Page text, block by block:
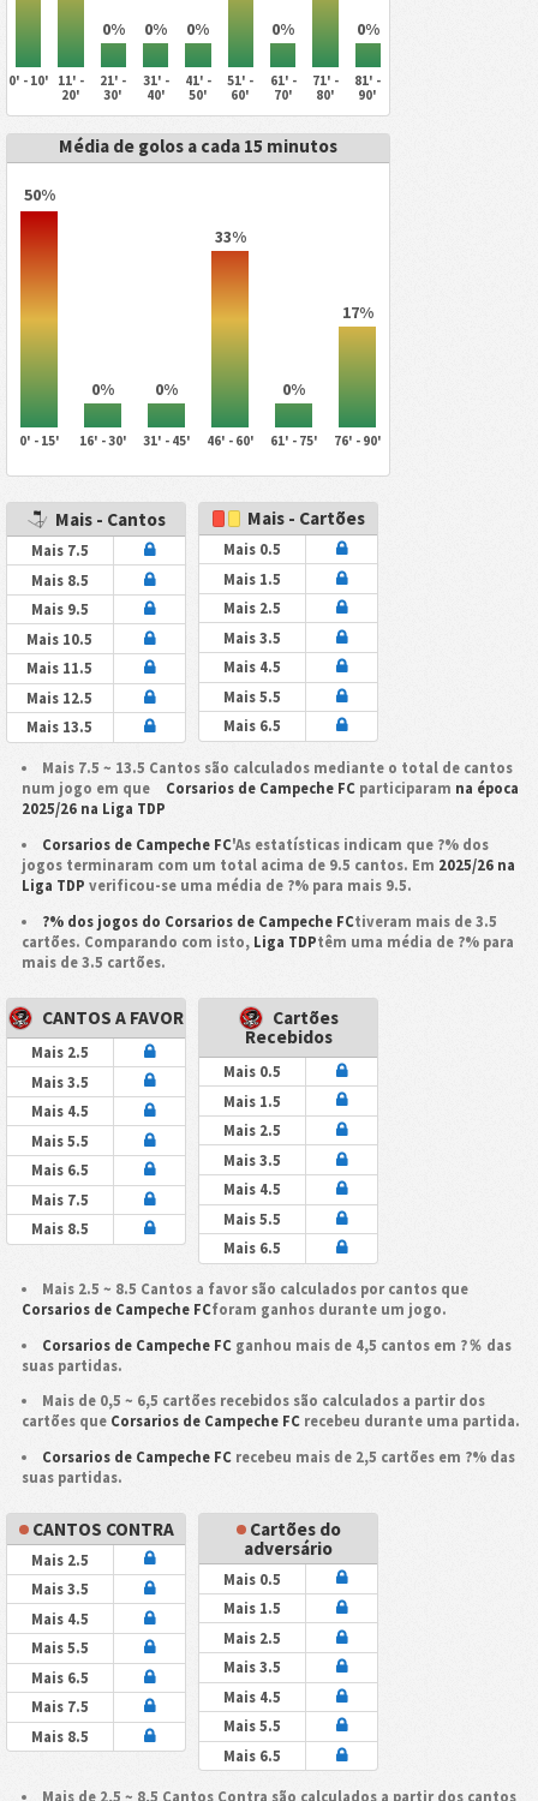
0% 0% 0% 0% 0%
0' - 10'
11' -
20'
21' -
30'
31' -
40'
41' -
50'
51' -
60'
61' -
70'
71' -
80'
81' -
90'
Média de golos a cada 15 minutos
50%
0% 0%
33%
0%
17%
0' - 15' 16' - 30' 31' - 45' 46' - 60' 61' - 75' 76' - 90'
Mais - Cantos
Mais 7.5
Mais 8.5
Mais 9.5
Mais 10.5
Mais 11.5
Mais 12.5
Mais 13.5
Mais - Cartões
Mais 0.5
Mais 1.5
Mais 2.5
Mais 3.5
Mais 4.5
Mais 5.5
Mais 6.5
Mais 7.5 ~ 13.5 Cantos são calculados mediante o total de cantos
num jogo em que Corsarios de Campeche FCparticiparam na época
2025/26 na Liga TDP
Corsarios de Campeche FC'As estatísticas indicam que ?% dos
jogos terminaram com um total acima de 9.5 cantos. Em 2025/26 na
Liga TDP verificou-se uma média de ?% para mais 9.5.
?% dos jogos do Corsarios de Campeche FCtiveram mais de 3.5
cartões. Comparando com isto, Liga TDPtêm uma média de ?% para
mais de 3.5 cartões.
CANTOS A FAVOR
Mais 2.5
Mais 3.5
Mais 4.5
Mais 5.5
Mais 6.5
Mais 7.5
Mais 8.5
Cartões
Recebidos
Mais 0.5
Mais 1.5
Mais 2.5
Mais 3.5
Mais 4.5
Mais 5.5
Mais 6.5
Mais 2.5 ~ 8.5 Cantos a favor são calculados por cantos que
Corsarios de Campeche FCforam ganhos durante um jogo.
Corsarios de Campeche FC ganhou mais de 4,5 cantos em ?％ das
suas partidas.
Mais de 0,5 ~ 6,5 cartões recebidos são calculados a partir dos
cartões que Corsarios de Campeche FCrecebeu durante uma partida.
Corsarios de Campeche FC recebeu mais de 2,5 cartões em ?% das
suas partidas.
CANTOS CONTRA
Mais 2.5
Mais 3.5
Mais 4.5
Mais 5.5
Mais 6.5
Mais 7.5
Mais 8.5
Cartões do
adversário
Mais 0.5
Mais 1.5
Mais 2.5
Mais 3.5
Mais 4.5
Mais 5.5
Mais 6.5
Mais de 2,5 ~ 8,5 Cantos Contra são calculados a partir dos cantos